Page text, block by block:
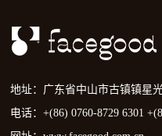
地址：广东省中山市古镇镇星
电话：+(86) 0760-8729 6301